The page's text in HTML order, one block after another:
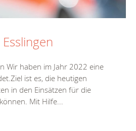
Wir haben im Jahr 2022 eine
ist es, die heutigen
in den Einsätzen für die
Mit Hilfe...